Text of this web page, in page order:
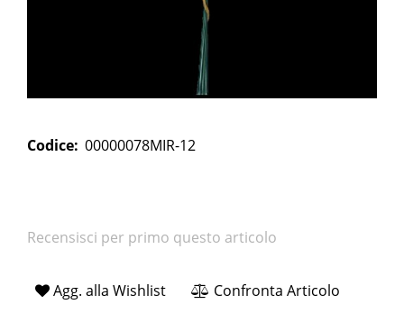
Codice: 00000078MIR-12
Recensisci per primo questo articolo
Agg. alla Wishlist Confronta Articolo